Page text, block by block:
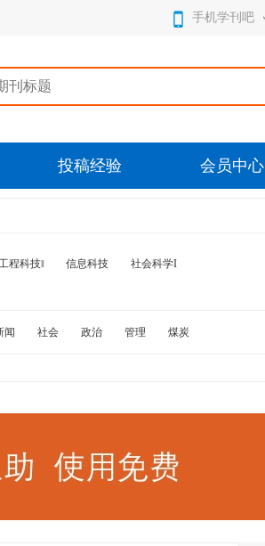
手机学刊吧
投稿经验 会员中心
程科技‖ 信息科技
社会科学I
闻 社会 政治 管理
煤炭